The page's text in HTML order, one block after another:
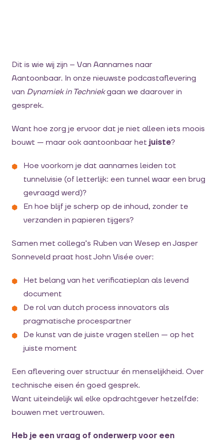
Dit is wie wij zijn – Van Aannames naar
Aantoonbaar. In onze nieuwste podcastaflevering
van Dynamiek in Techniekgaan we daarover in
gesprek.
Want hoe zorg je ervoor dat je niet alleen iets moois
bouwt — maar ook aantoonbaar het juiste?
Hoe voorkom je dat aannames leiden tot
tunnelvisie (of letterlijk: een tunnel waar een brug
gevraagd werd)?
En hoe blijf je scherp op de inhoud, zonder te
verzanden in papieren tijgers?
Samen met collega’s Ruben van Wesep en Jasper
Sonneveld praat host John Visée over:
Het belang van het verificatieplan als levend
document
De rol van dutch process innovators als
pragmatische procespartner
De kunst van de juiste vragen stellen — op het
juiste moment
Een aflevering over structuur én menselijkheid. Over
technische eisen én goed gesprek.
Want uiteindelijk wil elke opdrachtgever hetzelfde:
bouwen met vertrouwen.
Heb je een vraag of onderwerp voor een